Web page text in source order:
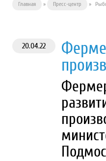
Главная » Пресс-центр »
20.04.22